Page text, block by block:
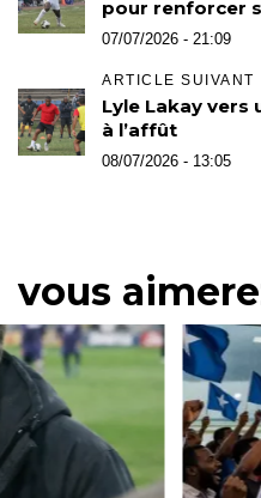
pour renforcer
07/07/2026 - 21:09
ARTICLE SUIVANT
Lyle Lakay vers
à l’affût
08/07/2026 - 13:05
vous